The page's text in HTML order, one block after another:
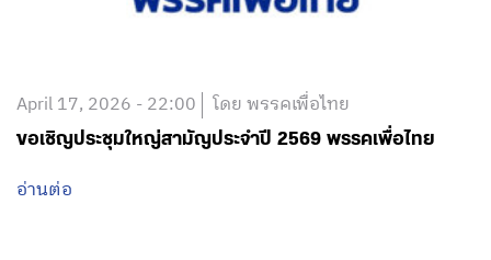
April 17, 2026 - 22:00 โดย พรรคเพื่อไทย
ขอเชิญประชุมใหญ่สามัญประจำปี 2569 พรรคเพื่อไทย
อ่านต่อ